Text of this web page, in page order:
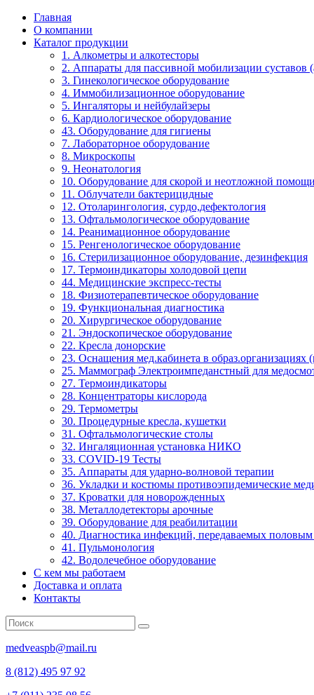
Главная
О компании
Каталог продукции
1. Алкометры и алкотесторы
2. Аппараты для пассивной мобилизации суставов
3. Гинекологическое оборудование
4. Иммобилизационное оборудование
5. Ингаляторы и нейбулайзеры
6. Кардиологическое оборудование
43. Оборудование для гигиены
7. Лабораторное оборудование
8. Микроскопы
9. Неонатология
10. Оборудование для скорой и неотложной помощи
11. Облучатели бактерицидные
12. Отоларингология, сурдо,дефектология
13. Офтальмологическое оборудование
14. Реанимационное оборудование
15. Ренгенологическое оборудование
16. Стерилизационное оборудование, дезинфекция
17. Термоиндикаторы холодовой цепи
44. Медицинские экспресс-тесты
18. Физиотерапевтическое оборудование
19. Функциональная диагностика
20. Хирургическое оборудование
21. Эндоскопическое оборудование
22. Кресла донорские
23. Оснащения мед.кабинета в
25. Маммограф Электроимпеданстный для
27. Термоиндикаторы
28. Концентраторы кислорода
29. Термометры
30. Процедурные кресла, кушетки
31. Офтальмологические столы
32. Ингаляционная установка НИКО
33. COVID-19 Тесты
35. Аппараты для ударно-волновой терапии
36. Укладки и костюмы противоэпидемические
37. Кроватки для новорожденных
38. Металлодетекторы арочные
39. Оборудование для реабилитации
40. Диагностика инфекций, передаваемых
41. Пульмонология
42. Водолечебное оборудование
С кем мы работаем
Доставка и оплата
Контакты
medveaspb@mail.ru
8 (812) 495 97 92